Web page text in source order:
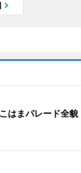
はまパレード全